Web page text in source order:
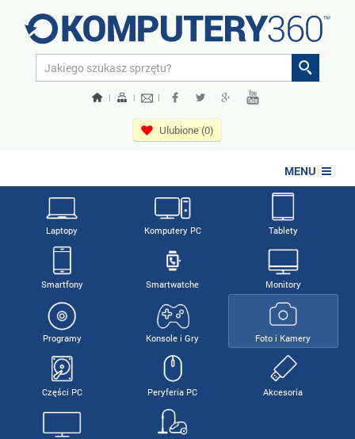
| | |
Ulubione (0)
MENU
Laptopy Komputery PC Tablety
Smartfony Smartwatche Monitory
Programy Konsole i Gry Foto i Kamery
Części PC Peryferia PC Akcesoria